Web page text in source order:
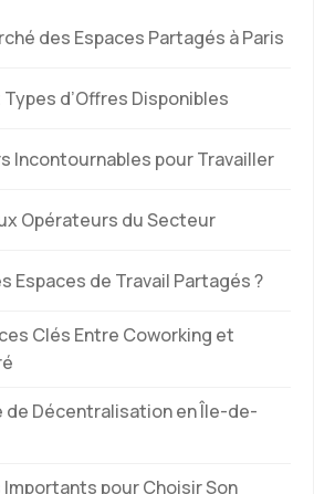
des Espaces Partagés à Paris
d’Offres Disponibles
Incontournables pour Travailler
Opérateurs du Secteur
Espaces de Travail Partagés ?
Clés Entre Coworking et
de Décentralisation en Île-de-
pour Choisir Son